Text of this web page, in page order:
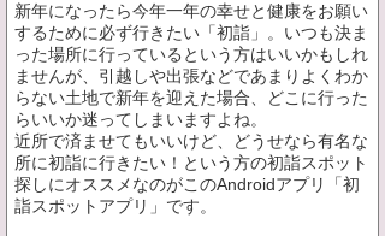
新年になったら今年一年の幸せと健康をお願い
するために必ず行きたい「初詣」。いつも決ま
った場所に行っているという方はいいかもしれ
ませんが、引越しや出張などであまりよくわか
らない土地で新年を迎えた場合、どこに行った
らいいか迷ってしまいますよね。
近所で済ませてもいいけど、どうせなら有名な
所に初詣に行きたい！という方の初詣スポット
探しにオススメなのがこのAndroidアプリ「初
詣スポットアプリ」です。